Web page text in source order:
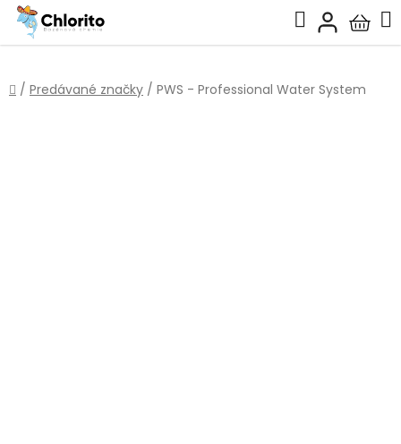
Prejsť
obsah
Hľadať
košík
Domov
/ Predávané značky / PWS - Professional Water System